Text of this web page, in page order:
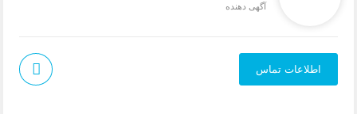
آگهی دهنده
اطلاعات تماس